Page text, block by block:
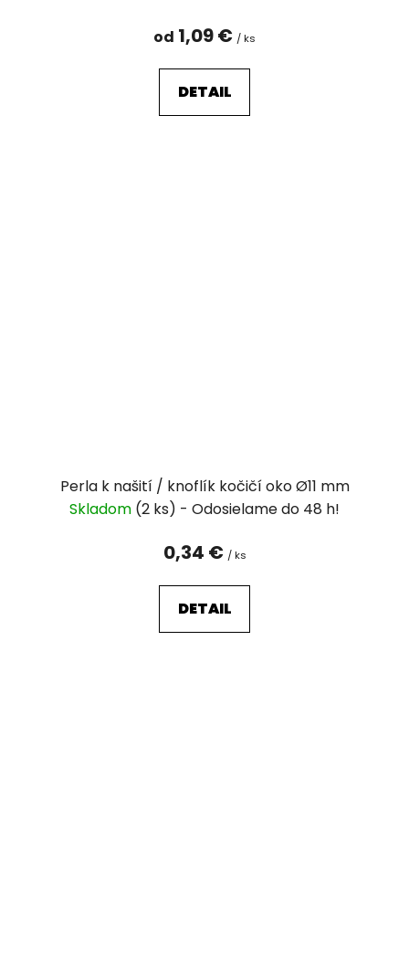
od 1,09 € / ks
DETAIL
Perla k našití / knoflík kočičí oko Ø11 mm
Skladom (2 ks)
0,34 € / ks
DETAIL